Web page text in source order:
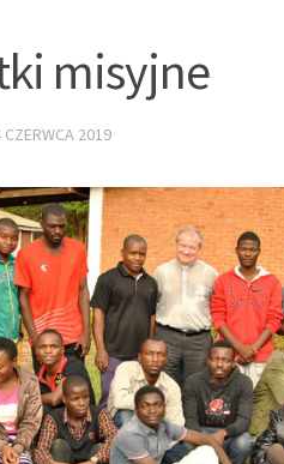
misyjne
CZERWCA 2019